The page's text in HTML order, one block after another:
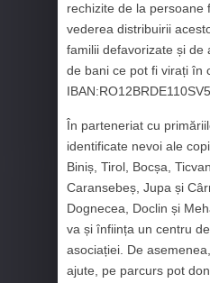
rechizite de la persoane
vederea distribuirii
familii defavorizate și de
de bani ce pot fi virați în
În parteneriat cu
identificate nevoi ale
Biniș, Tirol, Bocșa,
Caransebeș, Jupa și
Dognecea, Doclin și
va și înființa un centru
asociației. De
ajute, pe parcurs pot